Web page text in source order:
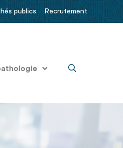
publics Recrutement